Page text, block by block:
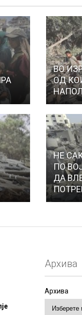
ВО
ОД
НЕ
ПО
ДА
Архива
Архива